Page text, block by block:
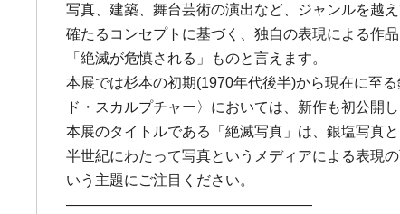
写真、建築、舞台芸術の演出など、ジャンルを越
確たるコンセプトに基づく、独自の表現による作
「絶滅が危慎される」ものと言えます。
本展では杉本の初期(1970年代後半)から現在に至
ド・スカルプチャー〉においては、新作も初公開し
本展のタイトルである「絶滅写真」は、銀塩写真
半世紀にわたって写真というメディアによる表現
いう主題にご注目ください。
—————————————————